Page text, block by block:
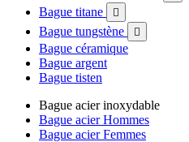
Bague titane 
Bague tungstène 
Bague céramique
Bague argent
Bague tisten
Bague acier inoxydable
Bague acier Hommes
Bague acier Femmes